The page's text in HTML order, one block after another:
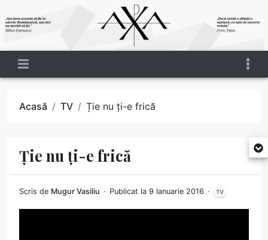
Acasă TV Ție nu ți-e frică
Ție nu ți-e frică
Scris de Mugur Vasiliu Publicat la 9 Ianuarie 2016 TV